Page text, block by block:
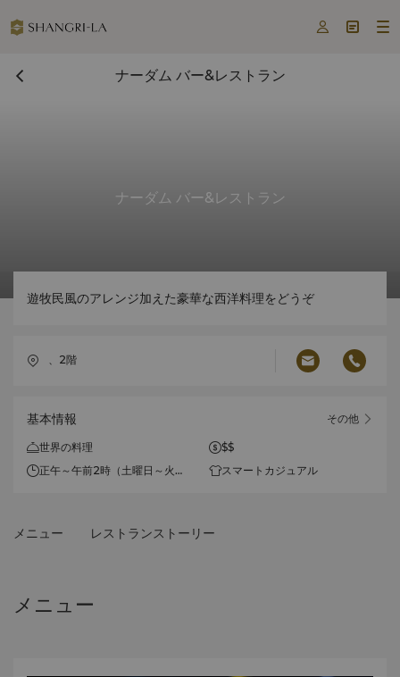
  
ナーダム バー&レストラン
ナーダム バー&レストラン
遊牧民風のアレンジ加えた豪華な西洋料理をどうぞ
、2階
基本情報 その他
世界の料理
$$
正午～午前2時（土曜日～火曜
スマートカジュアル
メニュー レストランストーリー
メニュー